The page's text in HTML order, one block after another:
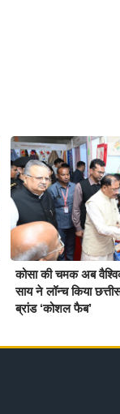
कोसा की चमक अब
साय ने लॉन्च किया
ब्रांड ‘कोशल फैब’